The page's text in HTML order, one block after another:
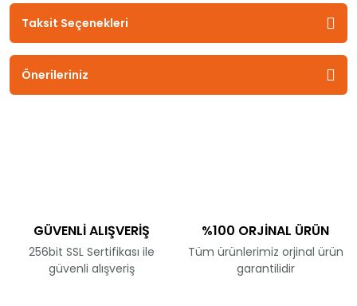
Taksit Seçenekleri
Önerileriniz
GÜVENLİ ALIŞVERİŞ
256bit SSL Sertifikası ile
güvenli alışveriş
%100 ORJİNAL ÜRÜN
Tüm ürünlerimiz orjinal ürün
garantilidir